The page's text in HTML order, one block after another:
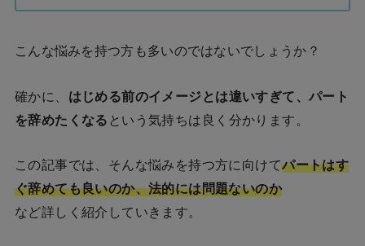
こんな悩みを持つ方も多いのではないでしょうか？
確かに、 はじめる前のイメージとは違いすぎて、パート
を辞めたくなる という気持ちは良く分かります。
この記事では、そんな悩みを持つ方に向けてパートはす
ぐ辞めても良いのか、法的には問題ないのか
など詳しく紹介していきます。